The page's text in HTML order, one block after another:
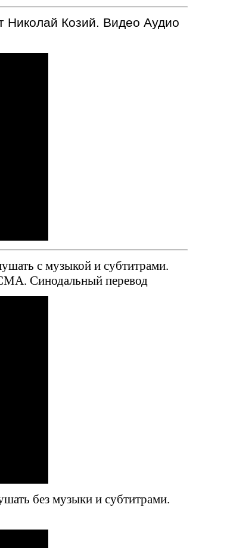
Николай Козий. Видео Аудио
с музыкой и субтитрами.
Синодальный перевод
без музыки и субтитрами.